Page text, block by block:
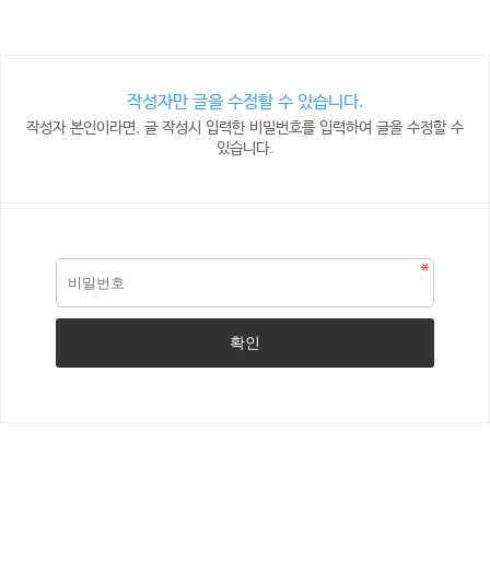
작성자만 글을 수정할 수 있습니다.
작성자 본인이라면, 글 작성시 입력한 비밀번호를 입력하여 글을 수정할 수
있습니다.